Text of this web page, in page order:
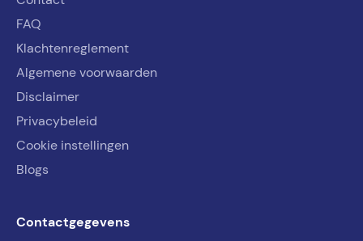
FAQ
Klachtenreglement
Algemene voorwaarden
Disclaimer
Privacybeleid
Cookie instellingen
Blogs
Contactgegevens